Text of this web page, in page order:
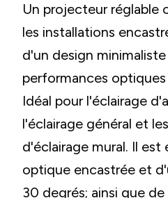
Un projecteur réglable
les installations
d'un design
performances optiques
Idéal pour l'éclairage
l'éclairage général et
d'éclairage mural. Il est
optique encastrée et
30 degrés; ainsi que de